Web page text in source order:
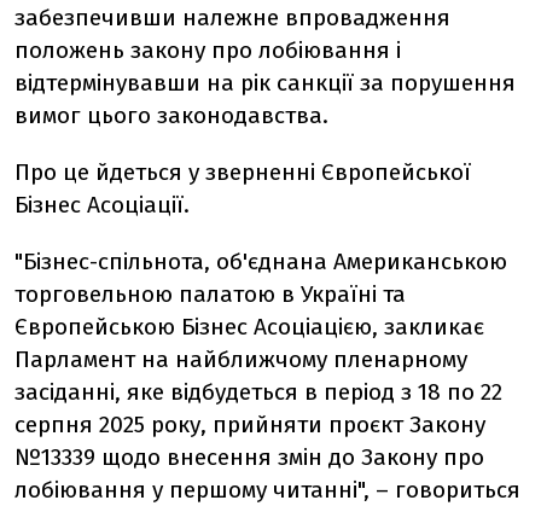
забезпечивши належне впровадження
положень закону про лобіювання і
відтермінувавши на рік санкції за порушення
вимог цього законодавства.
Про це йдеться у зверненні Європейської
Бізнес Асоціації.
"Бізнес-спільнота, об'єднана Американською
торговельною палатою в Україні та
Європейською Бізнес Асоціацією, закликає
Парламент на найближчому пленарному
засіданні, яке відбудеться в період з 18 по 22
серпня 2025 року, прийняти проєкт Закону
№13339 щодо внесення змін до Закону про
лобіювання у першому читанні", – говориться